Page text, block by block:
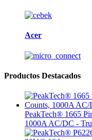
Acer
Productos Destacados
PeakTech® 1665
1000A AC/DC -